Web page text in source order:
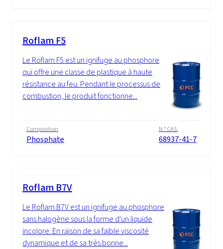
Roflam F5
Le Roflam F5 est un ignifuge au phosphore
qui offre une classe de plastique à haute
résistance au feu. Pendant le processus de
combustion, le produit fonctionne...
Composition
Phosphate
N ° CAS.
68937-41-7
Roflam B7V
Le Roflam B7V est un ignifuge au phosphore
sans halogène sous la forme d'un liquide
incolore. En raison de sa faible viscosité
dynamique et de sa très bonne...